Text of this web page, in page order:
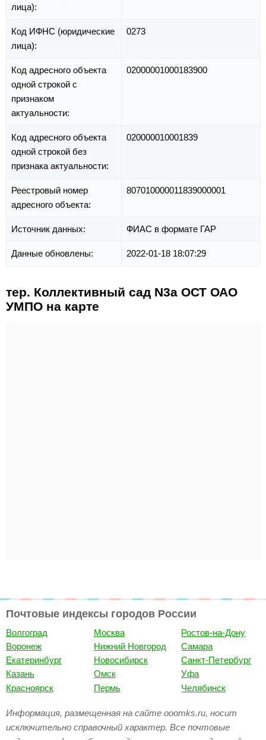
лица):
Код ИФНС (юридические
лица):
0273
Код адресного объекта
одной строкой с
признаком
актуальности:
02000001000183900
Код адресного объекта
одной строкой без
признака актуальности:
020000010001839
Реестровый номер
адресного объекта:
807010000011839000001
Источник данных: ФИАС в формате ГАР
Данные обновлены: 2022-01-18 18:07:29
тер. Коллективный сад N3а ОСТ ОАО
УМПО на карте
Почтовые индексы городов России
Волгоград
Воронеж
Екатеринбург
Казань
Красноярск
Москва
Нижний Новгород
Новосибирск
Омск
Пермь
Ростов-на-Дону
Самара
Санкт-Петербург
Уфа
Челябинск
Информация, размещенная на сайте ooomks.ru, носит
исключительно справочный характер. Все почтовые